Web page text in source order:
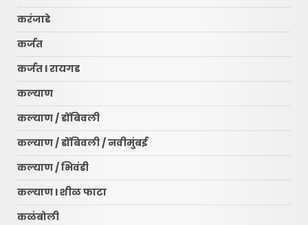
करंजाडे
कर्जत
कर्जत l रायगड
कल्याण
कल्याण / डोंबिवली
कल्याण / डोंबिवली / नवीमुंबई
कल्याण / भिवंडी
कल्याण l शीळ फाटा
कळंबोली